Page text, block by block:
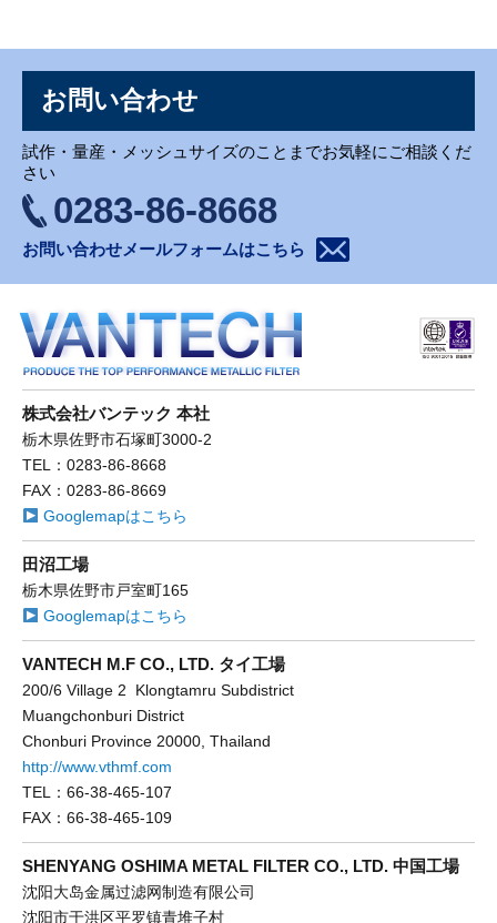
お問い合わせ
試作・量産・メッシュサイズのことまでお気軽にご相談くだ
さい
0283-86-8668
お問い合わせメールフォームはこちら
株式会社バンテック 本社
栃木県佐野市石塚町3000-2
TEL：0283-86-8668
FAX：0283-86-8669
Googlemapはこちら
田沼工場
栃木県佐野市戸室町165
Googlemapはこちら
VANTECH M.F CO., LTD. タイ工場
200/6 Village 2 Klongtamru Subdistrict
Muangchonburi District
Chonburi Province 20000, Thailand
http://www.vthmf.com
TEL：66-38-465-107
FAX：66-38-465-109
SHENYANG OSHIMA METAL FILTER CO., LTD. 中国工場
沈阳大岛金属过滤网制造有限公司
沈阳市于洪区平罗镇青堆子村